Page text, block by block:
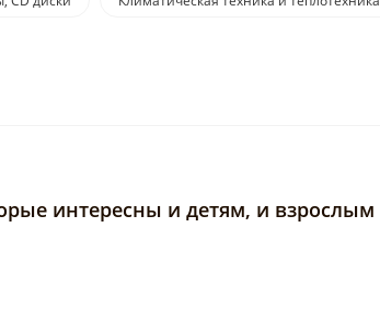
интересны и детям, и взрослым